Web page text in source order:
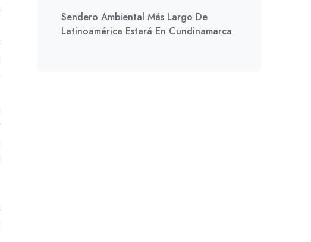
Sendero Ambiental Más Largo De
Latinoamérica Estará En Cundinamarca